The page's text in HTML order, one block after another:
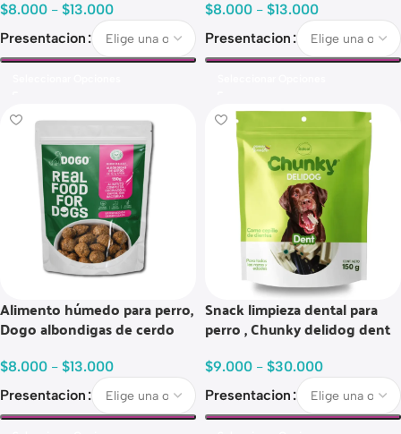
$8.000 - $13.000
Presentacion
$8.000 - $13.000
Presentacion
Alimento húmedo para perro,
Dogo albondigas de cerdo
$8.000 - $13.000
Presentacion
Snack limpieza dental para
perro , Chunky delidog dent
$9.000 - $30.000
Presentacion